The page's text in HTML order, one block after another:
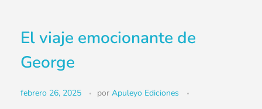
El viaje emocionante de
George
febrero 26, 2025 por Apuleyo Ediciones